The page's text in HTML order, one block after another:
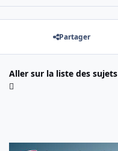
Partager
Aller sur la liste des sujets